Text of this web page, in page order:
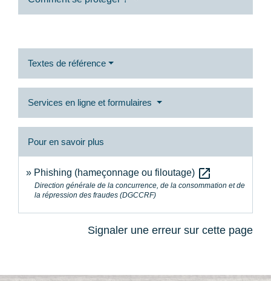
Textes de référence
Services en ligne et formulaires
Pour en savoir plus
Phishing (hameçonnage ou filoutage) open_in_new
Direction générale de la concurrence, de la consommation et de
la répression des fraudes (DGCCRF)
Signaler une erreur sur cette page